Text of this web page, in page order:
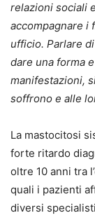
relazioni sociali
accompagnare i
ufficio. Parlare
dare una forma
manifestazioni,
soffrono e alle
La mastocitosi
forte ritardo
oltre 10 anni tra
quali i pazienti
diversi